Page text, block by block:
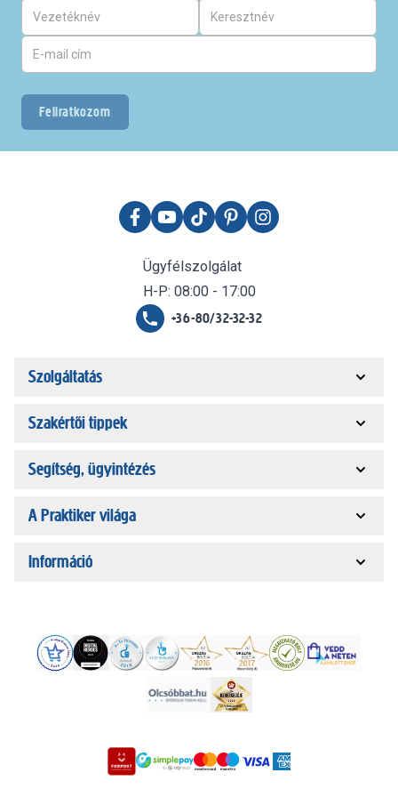
Feliratkozom
Ügyfélszolgálat
H-P: 08:00 - 17:00
+36-80/32-32-32
Szolgáltatás
Szakértői tippek
Segítség, ügyintézés
A Praktiker világa
Információ